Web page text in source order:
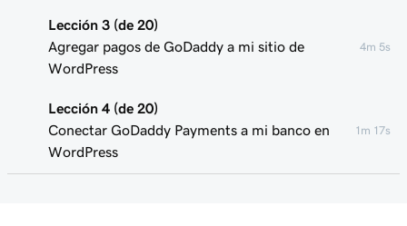
Lección 3 (de 20)
Agregar pagos de GoDaddy a mi sitio de
WordPress
4m 5s
Lección 4 (de 20)
Conectar GoDaddy Payments a mi banco en
WordPress
1m 17s